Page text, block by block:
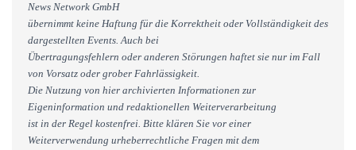
News Network GmbH
übernimmt keine Haftung für die Korrektheit oder Vollständigkeit des
dargestellten Events. Auch bei
Übertragungsfehlern oder anderen Störungen haftet sie nur im Fall
von Vorsatz oder grober Fahrlässigkeit.
Die Nutzung von hier archivierten Informationen zur
Eigeninformation und redaktionellen Weiterverarbeitung
ist in der Regel kostenfrei. Bitte klären Sie vor einer
Weiterverwendung urheberrechtliche Fragen mit dem